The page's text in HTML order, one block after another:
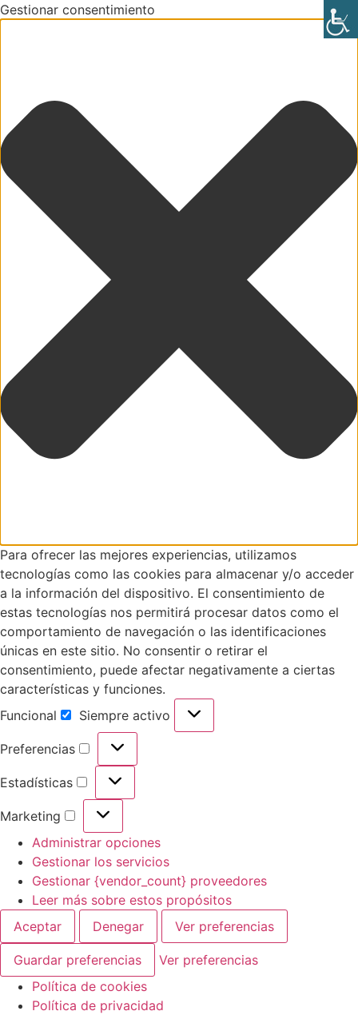
Gestionar consentimiento
Para ofrecer las mejores experiencias, utilizamos
tecnologías como las cookies para almacenar y/o acceder
a la información del dispositivo. El consentimiento de
estas tecnologías nos permitirá procesar datos como el
comportamiento de navegación o las identificaciones
únicas en este sitio. No consentir o retirar el
consentimiento, puede afectar negativamente a ciertas
características y funciones.
Funcional
Funcional
Siempre activo
Preferencias
Preferencias
Estadísticas
Estadísticas
Marketing
Marketing
Administrar opciones
Gestionar los servicios
Gestionar {vendor_count} proveedores
Leer más sobre estos propósitos
Aceptar
Denegar Ver preferencias
Guardar preferencias
Ver preferencias
Política de cookies
Política de privacidad